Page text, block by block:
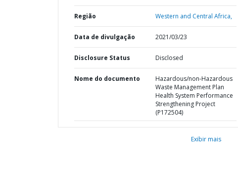
Região Western and Central Africa,
Data de divulgação 2021/03/23
Disclosure Status Disclosed
Nome do documento
Hazardous/non-Hazardous
Waste Management Plan
Health System Performance
Strengthening Project
(P172504)
Exibir mais